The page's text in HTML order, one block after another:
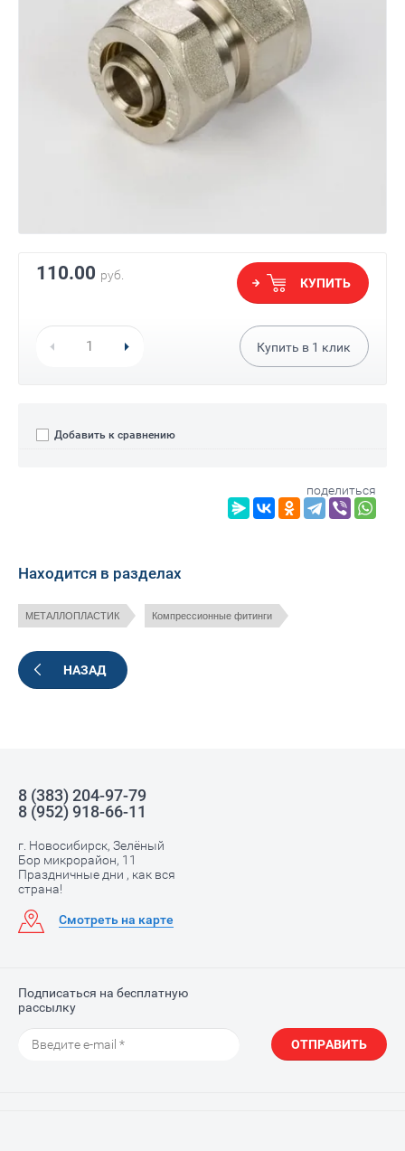
110.00 руб.
КУПИТЬ
Купить в 1 клик
Добавить к сравнению
поделиться
Находится в разделах
МЕТАЛЛОПЛАСТИК Компрессионные фитинги
НАЗАД
8 (383) 204-97-79
8 (952) 918-66-11
г. Новосибирск, Зелёный
Бор микрорайон, 11
Праздничные дни , как вся
страна!
Смотреть на карте
Подписаться на бесплатную
рассылку
ОТПРАВИТЬ